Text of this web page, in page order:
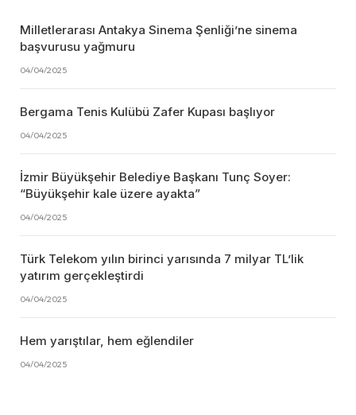
Milletlerarası Antakya Sinema Şenliği’ne sinema
başvurusu yağmuru
04/04/2025
Bergama Tenis Kulübü Zafer Kupası başlıyor
04/04/2025
İzmir Büyükşehir Belediye Başkanı Tunç Soyer:
“Büyükşehir kale üzere ayakta”
04/04/2025
Türk Telekom yılın birinci yarısında 7 milyar TL’lik
yatırım gerçekleştirdi
04/04/2025
Hem yarıştılar, hem eğlendiler
04/04/2025